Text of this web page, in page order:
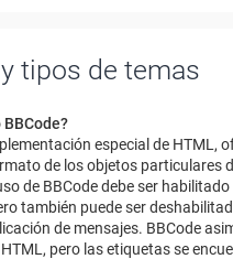
tipos de temas
especial de HTML,
de los objetos particulares
de BBCode debe ser habilitado
también puede ser
de mensajes. BBCode
pero las etiquetas se